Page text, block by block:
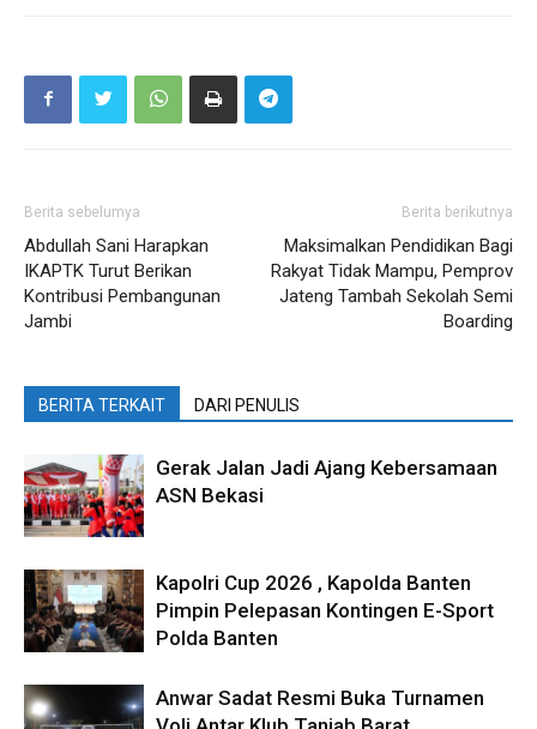
Berita sebelumya
Abdullah Sani Harapkan
IKAPTK Turut Berikan
Kontribusi Pembangunan
Jambi
Berita berikutnya
Maksimalkan Pendidikan Bagi
Rakyat Tidak Mampu, Pemprov
Jateng Tambah Sekolah Semi
Boarding
BERITA TERKAIT DARI PENULIS
Gerak Jalan Jadi Ajang Kebersamaan
ASN Bekasi
Kapolri Cup 2026 , Kapolda Banten
Pimpin Pelepasan Kontingen E-Sport
Polda Banten
Anwar Sadat Resmi Buka Turnamen